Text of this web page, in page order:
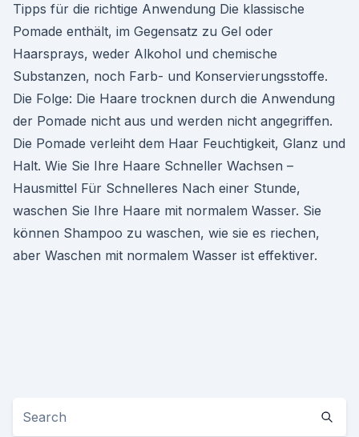
Tipps für die richtige Anwendung Die klassische
Pomade enthält, im Gegensatz zu Gel oder
Haarsprays, weder Alkohol und chemische
Substanzen, noch Farb- und Konservierungsstoffe.
Die Folge: Die Haare trocknen durch die Anwendung
der Pomade nicht aus und werden nicht angegriffen.
Die Pomade verleiht dem Haar Feuchtigkeit, Glanz und
Halt. Wie Sie Ihre Haare Schneller Wachsen –
Hausmittel Für Schnelleres Nach einer Stunde,
waschen Sie Ihre Haare mit normalem Wasser. Sie
können Shampoo zu waschen, wie sie es riechen,
aber Waschen mit normalem Wasser ist effektiver.